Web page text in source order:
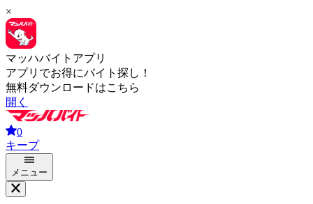
×
マッハバイトアプリ
アプリでお得にバイト探し！
無料ダウンロードはこちら
開く
0
キープ
メニュー